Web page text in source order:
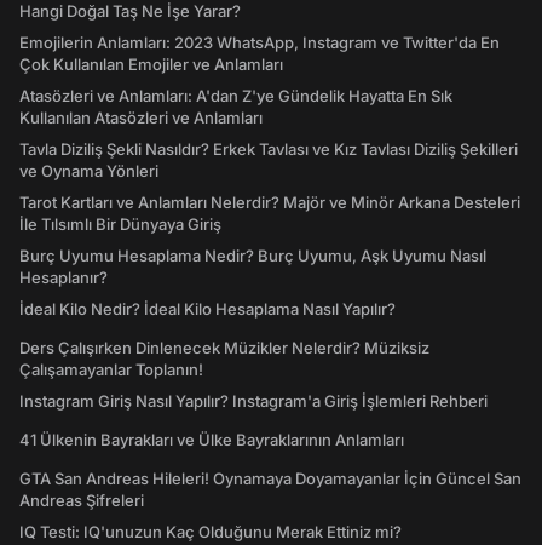
Hangi Doğal Taş Ne İşe Yarar?
Emojilerin Anlamları: 2023 WhatsApp, Instagram ve Twitter'da En
Çok Kullanılan Emojiler ve Anlamları
Atasözleri ve Anlamları: A'dan Z'ye Gündelik Hayatta En Sık
Kullanılan Atasözleri ve Anlamları
Tavla Diziliş Şekli Nasıldır? Erkek Tavlası ve Kız Tavlası Diziliş Şekilleri
ve Oynama Yönleri
Tarot Kartları ve Anlamları Nelerdir? Majör ve Minör Arkana Desteleri
İle Tılsımlı Bir Dünyaya Giriş
Burç Uyumu Hesaplama Nedir? Burç Uyumu, Aşk Uyumu Nasıl
Hesaplanır?
İdeal Kilo Nedir? İdeal Kilo Hesaplama Nasıl Yapılır?
Ders Çalışırken Dinlenecek Müzikler Nelerdir? Müziksiz
Çalışamayanlar Toplanın!
Instagram Giriş Nasıl Yapılır? Instagram'a Giriş İşlemleri Rehberi
41 Ülkenin Bayrakları ve Ülke Bayraklarının Anlamları
GTA San Andreas Hileleri! Oynamaya Doyamayanlar İçin Güncel San
Andreas Şifreleri
IQ Testi: IQ'unuzun Kaç Olduğunu Merak Ettiniz mi?